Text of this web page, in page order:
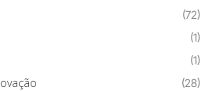
(72)
(1)
(1)
(28)